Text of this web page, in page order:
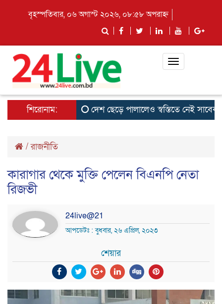
বৃহস্পতিবার, ০৬ অগাস্ট ২০২৬, ০৮:৫৮ অপরাহ্ন
Toggle
শিরোনাম: দেশ ছেড়ে পালালেও স্বস্তিতে নেই সাবেক
/রাজনীতি
কারাগার থেকে মুক্তি পেলেন বিএনপি নেতা
রিজভী
24live@21
আপডেটঃ : বুধবার, ২৬ এপ্রিল, ২০২৩
শেয়ার